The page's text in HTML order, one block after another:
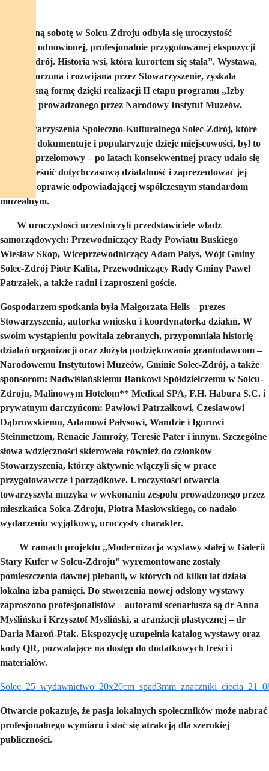
W minioną sobotę w Solcu-Zdroju odbyła się uroczystość
otwarcia odnowionej, profesjonalnie przygotowanej ekspozycji
„Solec-Zdrój. Historia wsi, która kurortem się stała”. Wystawa,
od lat tworzona i rozwijana przez Stowarzyszenie, zyskała
nowoczesną formę dzięki realizacji II etapu programu „Izby
pamięci” prowadzonego przez Narodowy Instytut Muzeów.
Dla Stowarzyszenia Społeczno-Kulturalnego Solec-Zdrój, które
od 23 lat dokumentuje i popularyzuje dzieje miejscowości, był to
moment przełomowy – po latach konsekwentnej pracy udało się
unowocześnić dotychczasową działalność i zaprezentować jej
efekty w oprawie odpowiadającej współczesnym standardom
muzealnym.
W uroczystości uczestniczyli przedstawiciele władz
samorządowych: Przewodniczący Rady Powiatu Buskiego
Wiesław Skop, Wiceprzewodniczący Adam Pałys, Wójt Gminy
Solec-Zdrój Piotr Kalita, Przewodniczący Rady Gminy Paweł
Patrzałek, a także radni i zaproszeni goście.
Gospodarzem spotkania była Małgorzata Helis – prezes
Stowarzyszenia, autorka wniosku i koordynatorka działań. W
swoim wystąpieniu powitała zebranych, przypomniała historię
działań organizacji oraz złożyła podziękowania grantodawcom –
Narodowemu Instytutowi Muzeów, Gminie Solec-Zdrój, a także
sponsorom: Nadwiślańskiemu Bankowi Spółdzielczemu w Solcu-
Zdroju, Malinowym Hotelom** Medical SPA, F.H. Habura S.C. i
prywatnym darczyńcom: Pawłowi Patrzałkowi, Czesławowi
Dąbrowskiemu, Adamowi Pałysowi, Wandzie i Igorowi
Steinmetzom, Renacie Jamroży, Teresie Pater i innym. Szczególne
słowa wdzięczności skierowała również do członków
Stowarzyszenia, którzy aktywnie włączyli się w prace
przygotowawcze i porządkowe. Uroczystości otwarcia
towarzyszyła muzyka w wykonaniu zespołu prowadzonego przez
mieszkańca Solca-Zdroju, Piotra Masłowskiego, co nadało
wydarzeniu wyjątkowy, uroczysty charakter.
W ramach projektu „Modernizacja wystawy stałej w Galerii
Stary Kufer w Solcu-Zdroju” wyremontowane zostały
pomieszczenia dawnej plebanii, w których od kilku lat działa
lokalna izba pamięci. Do stworzenia nowej odsłony wystawy
zaproszono profesjonalistów – autorami scenariusza są dr Anna
Myślińska i Krzysztof Myśliński, a aranżacji plastycznej – dr
Daria Maroń-Ptak. Ekspozycję uzupełnia katalog wystawy oraz
kody QR, pozwalające na dostęp do dodatkowych treści i
materiałów.
Otwarcie pokazuje, że pasja lokalnych społeczników może nabrać
profesjonalnego wymiaru i stać się atrakcją dla szerokiej
publiczności.